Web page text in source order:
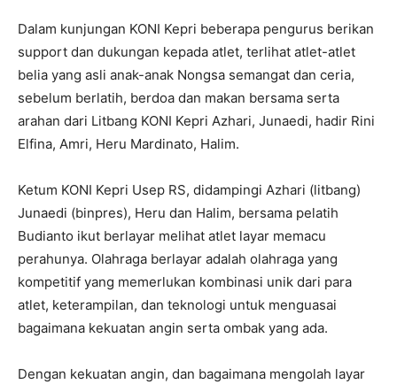
Dalam kunjungan KONI Kepri beberapa pengurus berikan
support dan dukungan kepada atlet, terlihat atlet-atlet
belia yang asli anak-anak Nongsa semangat dan ceria,
sebelum berlatih, berdoa dan makan bersama serta
arahan dari Litbang KONI Kepri Azhari, Junaedi, hadir Rini
Elfina, Amri, Heru Mardinato, Halim.
Ketum KONI Kepri Usep RS, didampingi Azhari (litbang)
Junaedi (binpres), Heru dan Halim, bersama pelatih
Budianto ikut berlayar melihat atlet layar memacu
perahunya. Olahraga berlayar adalah olahraga yang
kompetitif yang memerlukan kombinasi unik dari para
atlet, keterampilan, dan teknologi untuk menguasai
bagaimana kekuatan angin serta ombak yang ada.
Dengan kekuatan angin, dan bagaimana mengolah layar